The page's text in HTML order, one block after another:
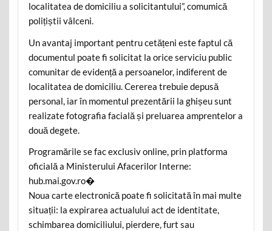
localitatea de domiciliu a solicitantului”, comumică
polițiștii vâlceni.
Un avantaj important pentru cetățeni este faptul că
documentul poate fi solicitat la orice serviciu public
comunitar de evidență a persoanelor, indiferent de
localitatea de domiciliu. Cererea trebuie depusă
personal, iar în momentul prezentării la ghișeu sunt
realizate fotografia facială și preluarea amprentelor a
două degete.
Programările se fac exclusiv online, prin platforma
oficială a Ministerului Afacerilor Interne:
hub.mai.gov.ro⁠�
Noua carte electronică poate fi solicitată în mai multe
situații: la expirarea actualului act de identitate,
schimbarea domiciliului, pierdere, furt sau